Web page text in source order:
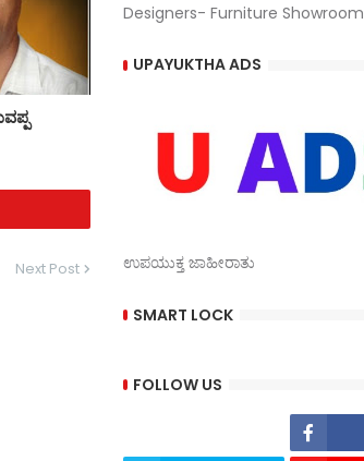
Next Post
Designers- Furniture Showroom
UPAYUKTHA ADS
ಉಪಯುಕ್ತ ಜಾಹೀರಾತು
SMART LOCK
FOLLOW US